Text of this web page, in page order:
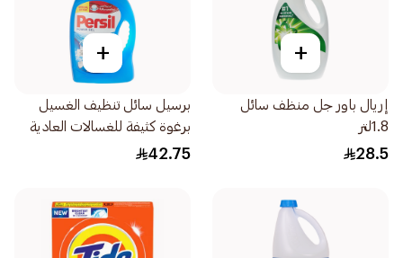
+
إريال باور جل منظف سائل
1.8لتر
28.5
+
برسيل سائل تنظيف الغسيل
برغوة كثيفة للغسالات العادية
والاوتوماتيك 2.9لتر
42.75